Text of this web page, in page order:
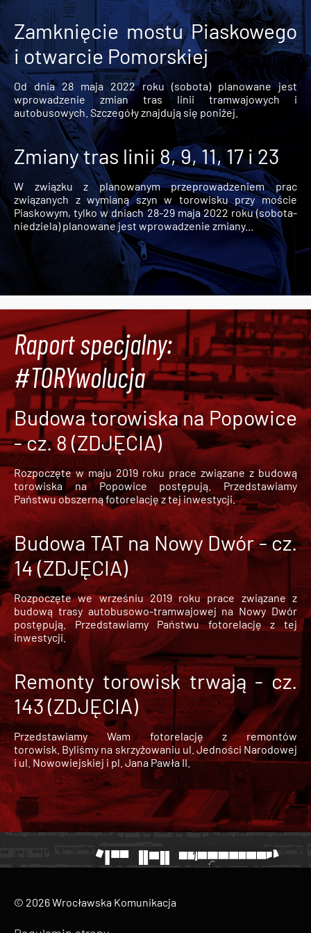
Zamknięcie mostu Piaskowego
i otwarcie Pomorskiej
Od dnia 28 maja 2022 roku (sobota) planowane jest
wprowadzenie zmian tras linii tramwajowych i
autobusowych. Szczegóły znajdują się poniżej.
Zmiany tras linii 8, 9, 11, 17 i 23
W związku z planowanym przeprowadzeniem prac
związanych z wymianą szyn w torowisku przy moście
Piaskowym, tylko w dniach 28-29 maja 2022 roku (sobota-
niedziela) planowane jest wprowadzenie zmiany...
Raport specjalny:
#TORYwolucja
Budowa torowiska na Popowice
- cz. 8 (ZDJĘCIA)
Rozpoczęte w maju 2019 roku prace związane z budową
torowiska na Popowice
postępują. Przedstawiamy
Państwu obszerną fotorelację z tej inwestycji.
Budowa TAT na Nowy Dwór - cz.
14 (ZDJĘCIA)
Rozpoczęte we wrześniu 2019 roku prace związane z
budową trasy autobusowo-tramwajowej na Nowy Dwór
postępują. Przedstawiamy Państwu fotorelację z tej
inwestycji.
Remonty torowisk trwają - cz.
143 (ZDJĘCIA)
Przedstawiamy Wam fotorelację z remontów
torowisk. Byliśmy na skrzyżowaniu ul. Jedności Narodowej
i ul. Nowowiejskiej i pl. Jana Pawła II.
© 2026 Wrocławska Komunikacja